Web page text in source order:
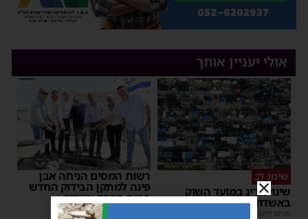
אולי יעניין אותך
שימו לב
שינוי חריג במועד השוק
באשדוד – זה התאריך החדש
מנחם דויטש
רשות המסים הניחה אבן
פינה למתקן הבידוק החדש
בבית המכס אשדוד
15:37